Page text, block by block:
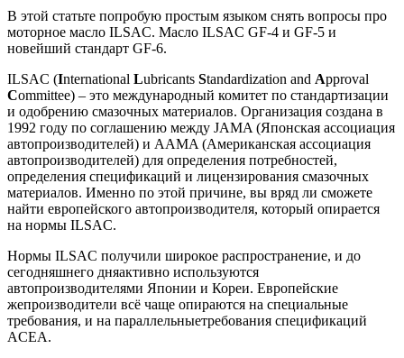
В этой статьте попробую простым языком снять вопросы про
моторное масло ILSAC. Масло ILSAC GF-4 и GF-5 и
новейший стандарт GF-6.
ILSAC (International Lubricants Standardization and Approval
Committee) – это международный комитет по стандартизации
и одобрению смазочных материалов. Организация создана в
1992 году по соглашению между JAMA (Японская ассоциация
автопроизводителей) и AAMA (Американская ассоциация
автопроизводителей) для определения потребностей,
определения спецификаций и лицензирования смазочных
материалов. Именно по этой причине, вы вряд ли сможете
найти европейского автопроизводителя, который опирается
на нормы ILSAC.
Нормы ILSAC получили широкое распространение, и до
сегодняшнего дняактивно используются
автопроизводителями Японии и Кореи. Европейские
жепроизводители всё чаще опираются на специальные
требования, и на параллельныетребования спецификаций
ACEA.